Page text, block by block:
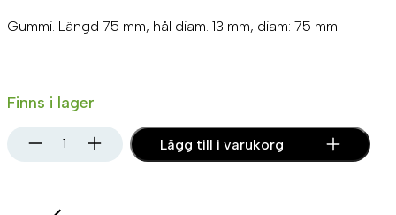
Gummi. Längd 75 mm, hål diam. 13 mm, diam: 75 mm.
Finns i lager
S
Lägg till i varukorg